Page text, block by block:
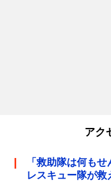
アク
「救助隊は何も
レスキュー隊が